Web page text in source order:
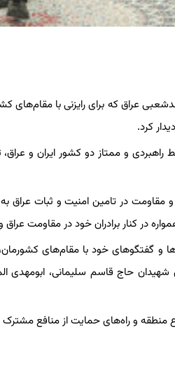
عراق که برای رایزنی با مقام‌های
کرد.
راهبردی و ممتاز دو کشور ایران و
در تامین امنیت و ثبات عراق
در کنار برادران خود در مقاومت
و گفتگوهای خود با مقام‌های
حاج قاسم سلیمانی، ابومهدی
منطقه و راه‌های حمایت از منافع